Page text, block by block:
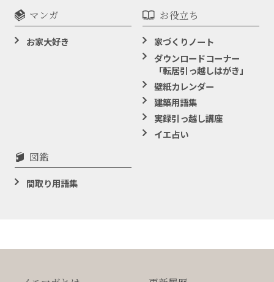
マンガ
お家大好き
お役立ち
家づくりノート
ダウンロードコーナー
「転居引っ越しはがき」
壁紙カレンダー
建築用語集
実録引っ越し講座
イエ占い
図鑑
間取り用語集